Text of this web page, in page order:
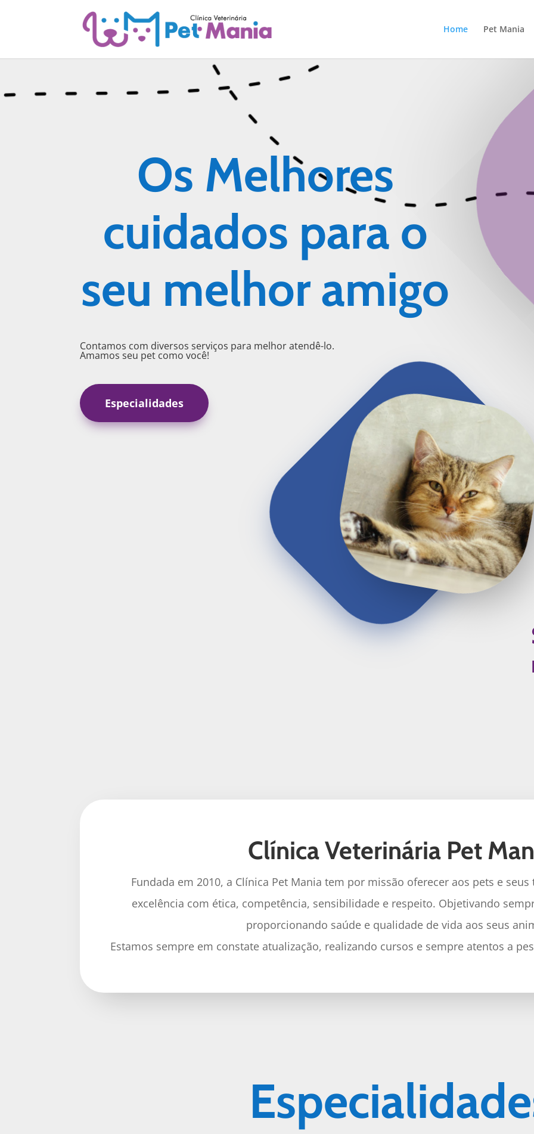
Home Pet Mania
Os Melhores
cuidados para o
seu melhor amigo
Contamos com diversos serviços para melhor atendê-lo.
Amamos seu pet como você!
Especialidades
Clínica Veterinária Pet
Fundada em 2010, a Clínica Pet Mania tem por missão oferecer aos pets e
excelência com ética, competência, sensibilidade e respeito. Objetivando
proporcionando saúde e qualidade de vida aos seus
Estamos sempre em constate atualização, realizando cursos e sempre atentos a